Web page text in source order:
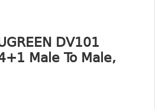
DV101
Male To Male,